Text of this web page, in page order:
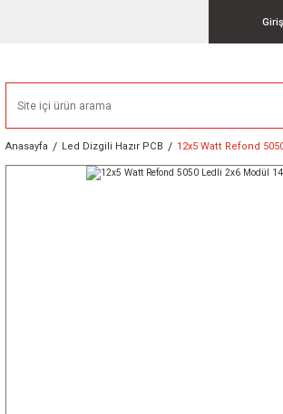
Anasayfa Led Dizgili Hazır PCB 12x5 Watt Refond